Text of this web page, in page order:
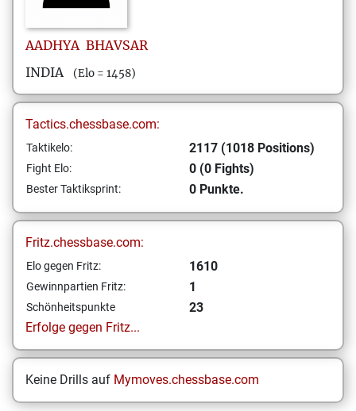
AADHYA BHAVSAR
INDIA
(Elo = 1458)
Tactics.chessbase.com:
Taktikelo: 2117 (1018 Positions)
Fight Elo: 0 (0 Fights)
Bester Taktiksprint: 0 Punkte.
Fritz.chessbase.com:
Elo gegen Fritz: 1610
Gewinnpartien Fritz: 1
Schönheitspunkte
23
Erfolge gegen Fritz...
Keine Drills auf Mymoves.chessbase.com